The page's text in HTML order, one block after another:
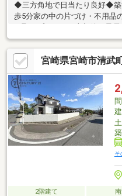
◆三方角地で日当たり良好◆
歩5分家の中の片づけ・不用品
プランなど、エージェントス
用意しています♪お気軽にご相
宮崎県宮崎市清武
そ
2階建て